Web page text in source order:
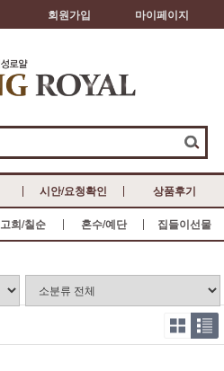
회원가입 마이페이지
시안/요청확인 상품후기
고희/칠순 혼수/예단 집들이선물